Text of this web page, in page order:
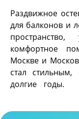
Раздвижное
для балконов и
комфортное
Москве и
стал